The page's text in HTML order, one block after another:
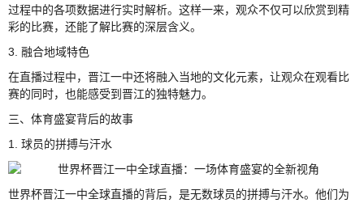
过程中的各项数据进行实时解析。这样一来，观众不仅可以欣赏到精
彩的比赛，还能了解比赛的深层含义。
3. 融合地域特色
在直播过程中，晋江一中还将融入当地的文化元素，让观众在观看比
赛的同时，也能感受到晋江的独特魅力。
三、体育盛宴背后的故事
1. 球员的拼搏与汗水
世界杯晋江一中全球直播的背后，是无数球员的拼搏与汗水。他们为